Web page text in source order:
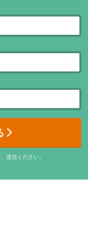
送信ください。